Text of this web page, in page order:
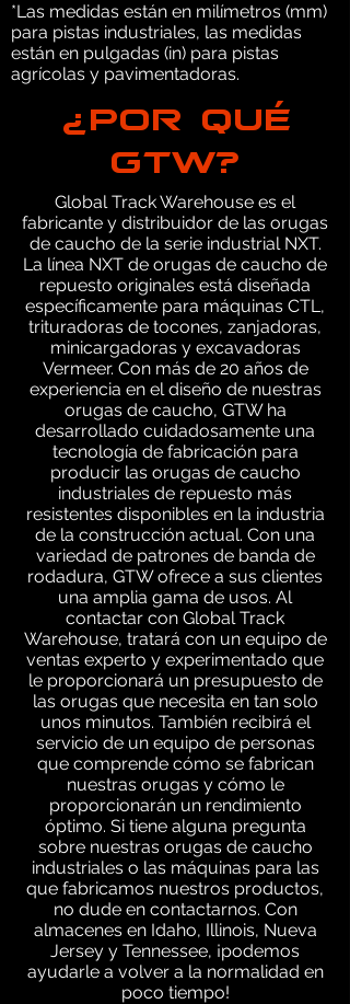
*Las medidas están en milímetros (mm)
para pistas industriales, las medidas
están en pulgadas (in) para pistas
agrícolas y pavimentadoras.
¿POR QUÉ
GTW?
Global Track Warehouse es el
fabricante y distribuidor de las orugas
de caucho de la serie industrial NXT.
La línea NXT de orugas de caucho de
repuesto originales está diseñada
específicamente para máquinas CTL,
trituradoras de tocones, zanjadoras,
minicargadoras y excavadoras
Vermeer. Con más de 20 años de
experiencia en el diseño de nuestras
orugas de caucho, GTW ha
desarrollado cuidadosamente una
tecnología de fabricación para
producir las orugas de caucho
industriales de repuesto más
resistentes disponibles en la industria
de la construcción actual. Con una
variedad de patrones de banda de
rodadura, GTW ofrece a sus clientes
una amplia gama de usos. Al
contactar con Global Track
Warehouse, tratará con un equipo de
ventas experto y experimentado que
le proporcionará un presupuesto de
las orugas que necesita en tan solo
unos minutos. También recibirá el
servicio de un equipo de personas
que comprende cómo se fabrican
nuestras orugas y cómo le
proporcionarán un rendimiento
óptimo. Si tiene alguna pregunta
sobre nuestras orugas de caucho
industriales o las máquinas para las
que fabricamos nuestros productos,
no dude en contactarnos. Con
almacenes en Idaho, Illinois, Nueva
Jersey y Tennessee, ¡podemos
ayudarle a volver a la normalidad en
poco tiempo!